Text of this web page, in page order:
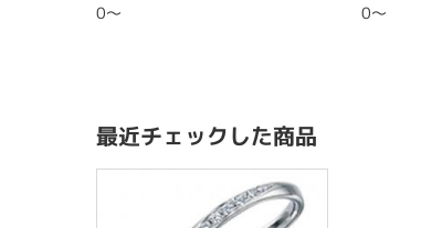
0～
0～
最近チェックした商品